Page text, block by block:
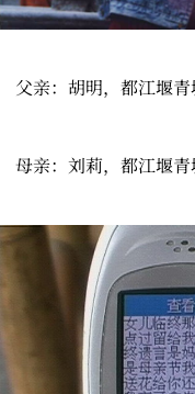
父亲：胡明，都江堰青
母亲：刘莉，都江堰青